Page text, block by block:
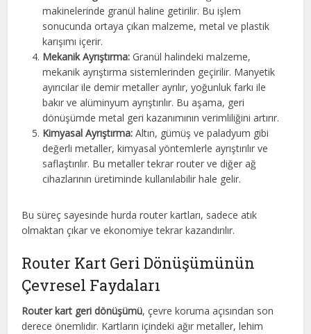
makinelerinde granül haline getirilir. Bu işlem
sonucunda ortaya çıkan malzeme, metal ve plastik
karışımı içerir.
Mekanik Ayrıştırma: Granül halindeki malzeme,
mekanik ayrıştırma sistemlerinden geçirilir. Manyetik
ayırıcılar ile demir metaller ayrılır, yoğunluk farkı ile
bakır ve alüminyum ayrıştırılır. Bu aşama, geri
dönüşümde metal geri kazanımının verimliliğini artırır.
Kimyasal Ayrıştırma: Altın, gümüş ve paladyum gibi
değerli metaller, kimyasal yöntemlerle ayrıştırılır ve
saflaştırılır. Bu metaller tekrar router ve diğer ağ
cihazlarının üretiminde kullanılabilir hale gelir.
Bu süreç sayesinde hurda router kartları, sadece atık
olmaktan çıkar ve ekonomiye tekrar kazandırılır.
Router Kart Geri Dönüşümünün
Çevresel Faydaları
Router kart geri dönüşümü, çevre koruma açısından son
derece önemlidir. Kartların içindeki ağır metaller, lehim